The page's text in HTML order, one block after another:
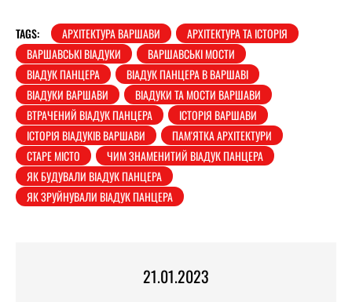
TAGS: АРХІТЕКТУРА ВАРШАВИ
АРХІТЕКТУРА ТА ІСТОРІЯ
ВАРШАВСЬКІ ВІАДУКИ
ВАРШАВСЬКІ МОСТИ
ВІАДУК ПАНЦЕРА
ВІАДУК ПАНЦЕРА В ВАРШАВІ
ВІАДУКИ ВАРШАВИ
ВІАДУКИ ТА МОСТИ ВАРШАВИ
ВТРАЧЕНИЙ ВІАДУК ПАНЦЕРА
ІСТОРІЯ ВАРШАВИ
ІСТОРІЯ ВІАДУКІВ ВАРШАВИ
ПАМ'ЯТКА АРХІТЕКТУРИ
СТАРЕ МІСТО
ЧИМ ЗНАМЕНИТИЙ ВІАДУК ПАНЦЕРА
ЯК БУДУВАЛИ ВІАДУК ПАНЦЕРА
ЯК ЗРУЙНУВАЛИ ВІАДУК ПАНЦЕРА
21.01.2023